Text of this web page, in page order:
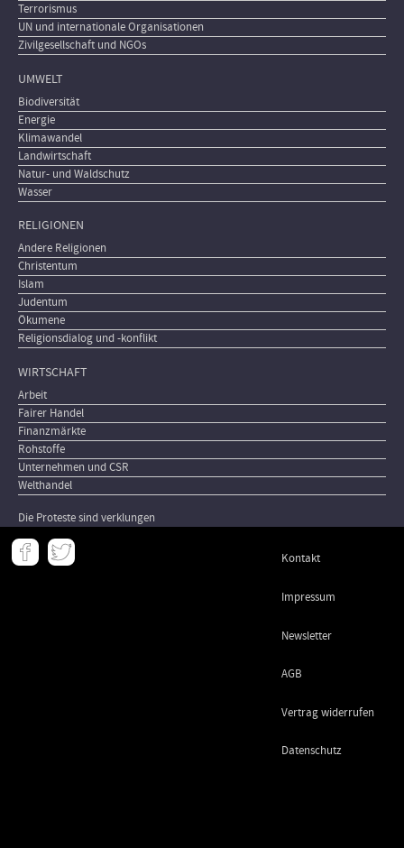
Terrorismus
UN und internationale Organisationen
Zivilgesellschaft und NGOs
UMWELT
Biodiversität
Energie
Klimawandel
Landwirtschaft
Natur- und Waldschutz
Wasser
RELIGIONEN
Andere Religionen
Christentum
Islam
Judentum
Ökumene
Religionsdialog und -konflikt
WIRTSCHAFT
Arbeit
Fairer Handel
Finanzmärkte
Rohstoffe
Unternehmen und CSR
Welthandel
Die Proteste sind verklungen
Meta
- Kontakt
Impressum
Newsletter
AGB
Vertrag widerrufen
Datenschutz